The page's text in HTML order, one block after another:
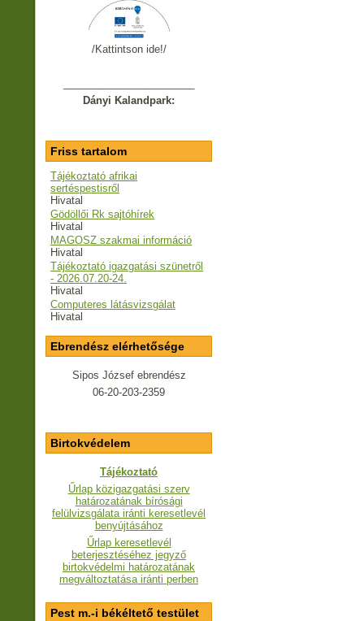
/Kattintson ide!/
Dányi Kalandpark:
Friss tartalom
Tájékoztató afrikai
sertéspestisről
Hivatal
Gödöllői Rk sajtóhírek
Hivatal
MAGOSZ szakmai információ
Hivatal
Tájékoztató igazgatási szünetről
- 2026.07.20-24.
Hivatal
Computeres látásvizsgálat
Hivatal
Ebrendész elérhetősége
Sipos József ebrendész
06-20-203-2359
Birtokvédelem
Tájékoztató
Űrlap közigazgatási szerv
határozatának bírósági
felülvizsgálata iránti keresetlevél
benyújtásához
Űrlap keresetlevél
beterjesztéséhez jegyző
birtokvédelmi határozatának
megváltoztatása iránti perben
Pest m.-i békéltető testület